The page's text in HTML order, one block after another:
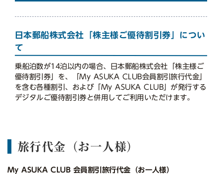
日本郵船株式会社「株主様ご優待割引券」につい
て
乗船泊数が14泊以内の場合、日本郵船株式会社「株主様ご
優待割引券」を、「My ASUKA CLUB会員割引旅行代金」
を含む各種割引、および「My ASUKA CLUB」が発行する
デジタルご優待割引券と併用してご利用いただけます。
旅行代金（お一人様）
My ASUKA CLUB 会員割引旅行代金（お一人様）